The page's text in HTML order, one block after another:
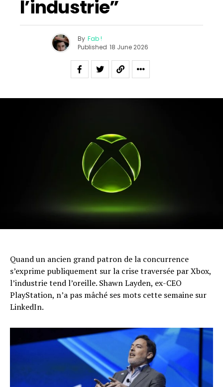
l’industrie”
By Fab !
Published 18 June 2026
Quand un ancien grand patron de la concurrence
s’exprime publiquement sur la crise traversée par Xbox,
l’industrie tend l’oreille. Shawn Layden, ex-CEO
PlayStation, n’a pas mâché ses mots cette semaine sur
LinkedIn.
Flipboard
Whatsapp
Email